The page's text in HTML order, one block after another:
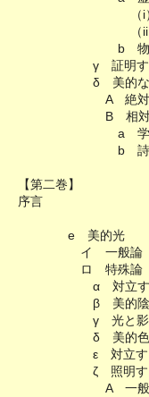
（i）歴
（ii）
b 物
γ 証明する
δ 美的な真
A 絶対
B 相対
a 学理的及び
b 詩
【第二巻】
序言
e 美的光
イ 一般論
ロ 特殊論
α 対立する
β 美的陰
γ 光と影の正
δ 美的色
ε 対立する
ζ 照明する
A 一般